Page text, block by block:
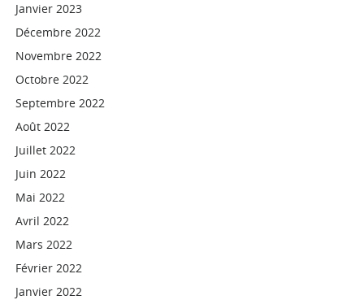
Janvier 2023
Décembre 2022
Novembre 2022
Octobre 2022
Septembre 2022
Août 2022
Juillet 2022
Juin 2022
Mai 2022
Avril 2022
Mars 2022
Février 2022
Janvier 2022